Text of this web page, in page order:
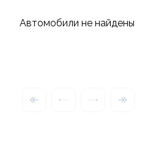
Автомобили не найдены